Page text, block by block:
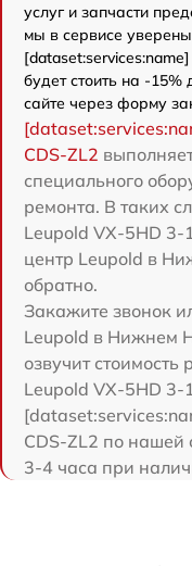
услуг и запчасти
мы в сервисе
будет стоить на -
сайте через форму
CDS-ZL2
специального
ремонта. В таких
Leupold VX-5HD 3-
центр Leupold в
обратно.
Закажите звонок
Leupold в Нижнем
озвучит стоимость
Leupold VX-5HD 3-
CDS-ZL2 по нашей
3-4 часа при